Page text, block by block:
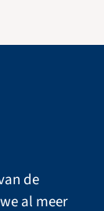
de
al meer